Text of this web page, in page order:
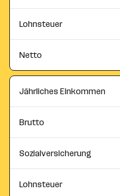
Lohnsteuer
Netto
Jährliches Einkommen
Brutto
Sozialversicherung
Lohnsteuer